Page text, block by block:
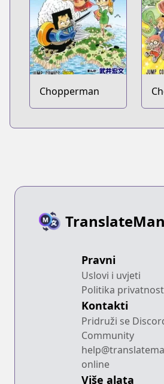
Chopperman
Pravni
Uslovi i uvjeti
Politika
Kontakti
Pridruži se
Community
online
Više alata